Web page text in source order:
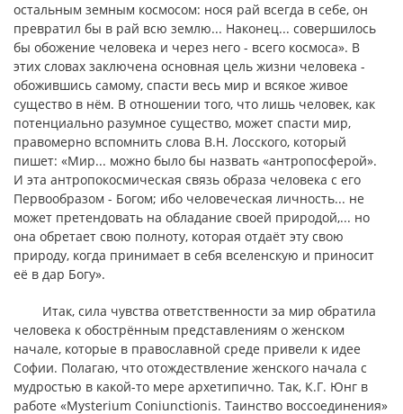
остальным земным космосом: нося рай всегда в себе, он
превратил бы в рай всю землю... Наконец... совершилось
бы обожение человека и через него - всего космоса». В
этих словах заключена основная цель жизни человека -
обожившись самому, спасти весь мир и всякое живое
существо в нём. В отношении того, что лишь человек, как
потенциально разумное существо, может спасти мир,
правомерно вспомнить слова В.Н. Лосского, который
пишет: «Мир... можно было бы назвать «антропосферой».
И эта антропокосмическая связь образа человека с его
Первообразом - Богом; ибо человеческая личность... не
может претендовать на обладание своей природой,... но
она обретает свою полноту, которая отдаёт эту свою
природу, когда принимает в себя вселенскую и приносит
её в дар Богу».
Итак, сила чувства ответственности за мир обратила
человека к обострённым представлениям о женском
начале, которые в православной среде привели к идее
Софии. Полагаю, что отождествление женского начала с
мудростью в какой-то мере архетипично. Так, К.Г. Юнг в
работе «Mysterium Coniunctionis. Таинство воссоединения»